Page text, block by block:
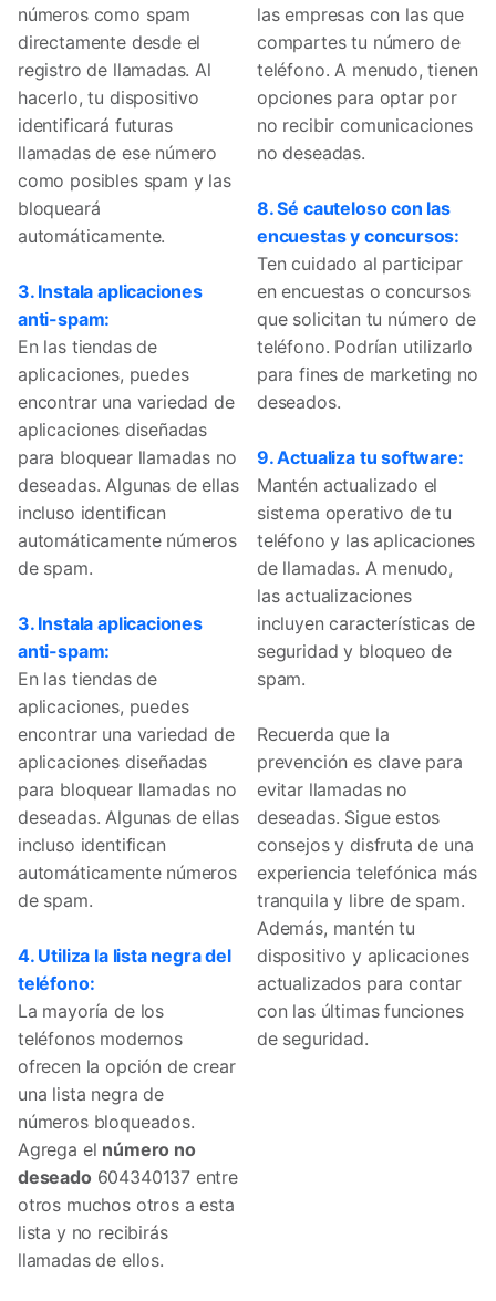
números como spam
directamente desde el
registro de llamadas. Al
hacerlo, tu dispositivo
identificará futuras
llamadas de ese número
como posibles spam y las
bloqueará
automáticamente.
3. Instala aplicaciones
anti-spam:
En las tiendas de
aplicaciones, puedes
encontrar una variedad de
aplicaciones diseñadas
para bloquear llamadas no
deseadas. Algunas de ellas
incluso identifican
automáticamente números
de spam.
3. Instala aplicaciones
anti-spam:
En las tiendas de
aplicaciones, puedes
encontrar una variedad de
aplicaciones diseñadas
para bloquear llamadas no
deseadas. Algunas de ellas
incluso identifican
automáticamente números
de spam.
4. Utiliza la lista negra del
teléfono:
La mayoría de los
teléfonos modernos
ofrecen la opción de crear
una lista negra de
números bloqueados.
Agrega el número no
deseado 604340137 entre
otros muchos otros a esta
lista y no recibirás
llamadas de ellos.
las empresas con las que
compartes tu número de
teléfono. A menudo, tienen
opciones para optar por
no recibir comunicaciones
no deseadas.
8. Sé cauteloso con las
encuestas y concursos:
Ten cuidado al participar
en encuestas o concursos
que solicitan tu número de
teléfono. Podrían utilizarlo
para fines de marketing no
deseados.
9. Actualiza tu software:
Mantén actualizado el
sistema operativo de tu
teléfono y las aplicaciones
de llamadas. A menudo,
las actualizaciones
incluyen características de
seguridad y bloqueo de
spam.
Recuerda que la
prevención es clave para
evitar llamadas no
deseadas. Sigue estos
consejos y disfruta de una
experiencia telefónica más
tranquila y libre de spam.
Además, mantén tu
dispositivo y aplicaciones
actualizados para contar
con las últimas funciones
de seguridad.